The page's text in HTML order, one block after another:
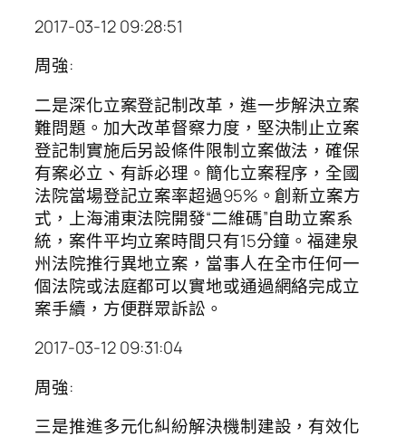
2017-03-12 09:28:51
周強:
二是深化立案登記制改革，進一步解決立案
難問題。加大改革督察力度，堅決制止立案
登記制實施后另設條件限制立案做法，確保
有案必立、有訴必理。簡化立案程序，全國
法院當場登記立案率超過95%。創新立案方
式，上海浦東法院開發“二維碼”自助立案系
統，案件平均立案時間只有15分鐘。福建泉
州法院推行異地立案，當事人在全市任何一
個法院或法庭都可以實地或通過網絡完成立
案手續，方便群眾訴訟。
2017-03-12 09:31:04
周強:
三是推進多元化糾紛解決機制建設，有效化